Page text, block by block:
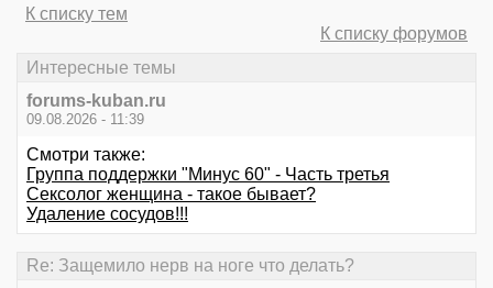
К списку тем
К списку форумов
Интересные темы
forums-kuban.ru
09.08.2026 - 11:39
Смотри также:
Группа поддержки "Минус 60" - Часть третья
Сексолог женщина - такое бывает?
Удаление сосудов!!!
Re: Защемило нерв на ноге что делать?